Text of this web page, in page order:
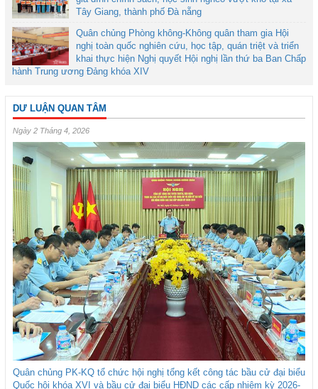
Tây Giang, thành phố Đà nẵng
Quân chủng Phòng không-Không quân tham gia Hội
nghị toàn quốc nghiên cứu, học tập, quán triệt và triển
khai thực hiện Nghị quyết Hội nghị lần thứ ba Ban Chấp
hành Trung ương Đảng khóa XIV
DƯ LUẬN QUAN TÂM
Ngày 2 Tháng 4, 2026
Quân chủng PK-KQ tổ chức hội nghị tổng kết công tác bầu cử đại biểu
Quốc hội khóa XVI và bầu cử đại biểu HĐND các cấp nhiệm kỳ 2026-